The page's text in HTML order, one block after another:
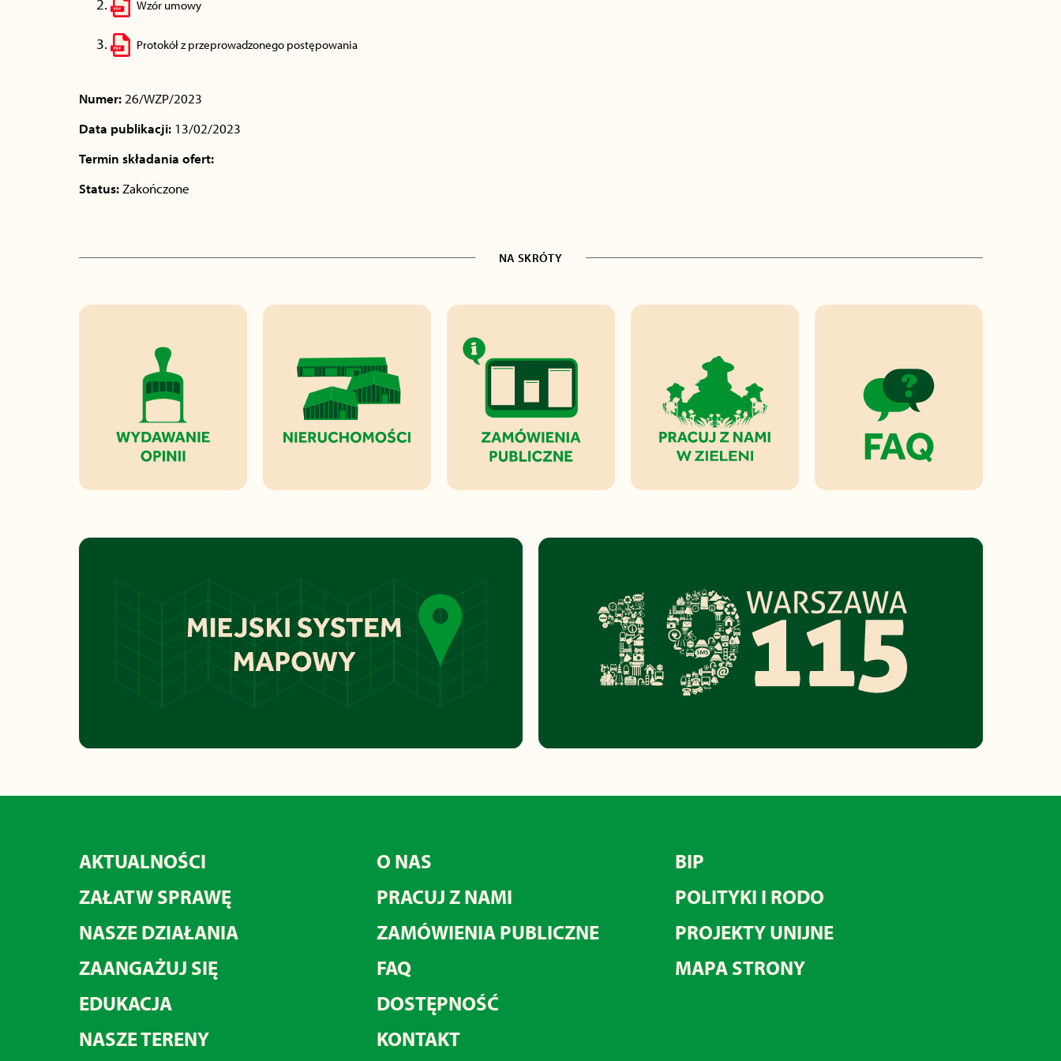
Wzór umowy
Protokół z przeprowadzonego postępowania
Numer:26/WZP/2023
Data publikacji:13/02/2023
Termin składania ofert:
Status:Zakończone
NA SKRÓTY
AKTUALNOŚCI
ZAŁATW SPRAWĘ
NASZE DZIAŁANIA
ZAANGAŻUJ SIĘ
EDUKACJA
NASZE TERENY
O NAS
PRACUJ Z NAMI
ZAMÓWIENIA PUBLICZNE
FAQ
DOSTĘPNOŚĆ
KONTAKT
BIP
POLITYKI I RODO
PROJEKTY UNIJNE
MAPA STRONY